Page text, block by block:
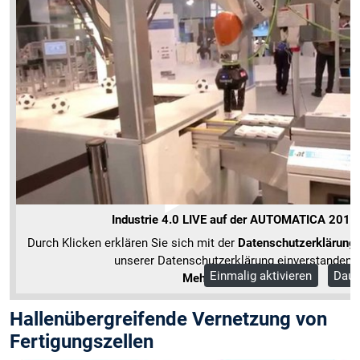
Industrie 4.0 LIVE auf der AUTOMATICA 2014
Durch Klicken erklären Sie sich mit der Datenschutzerklärung
unserer Datenschutzerklärung einverstanden.
Mehr Informationen
Einmalig aktivieren
Hallenübergreifende Vernetzung von
Fertigungszellen